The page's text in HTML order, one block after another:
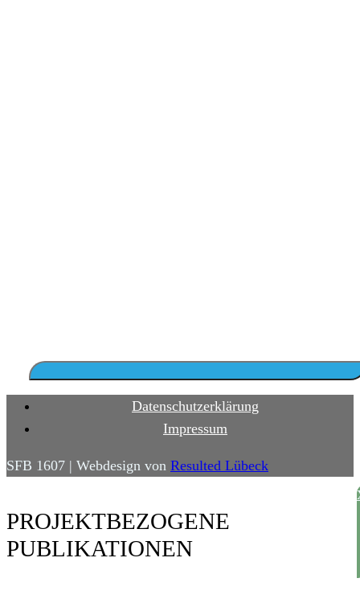
Datenschutzerklärung
Impressum
SFB 1607 | Webdesign von Resulted Lübeck
PROJEKT­BEZOGENE
PUBLIKATIONEN